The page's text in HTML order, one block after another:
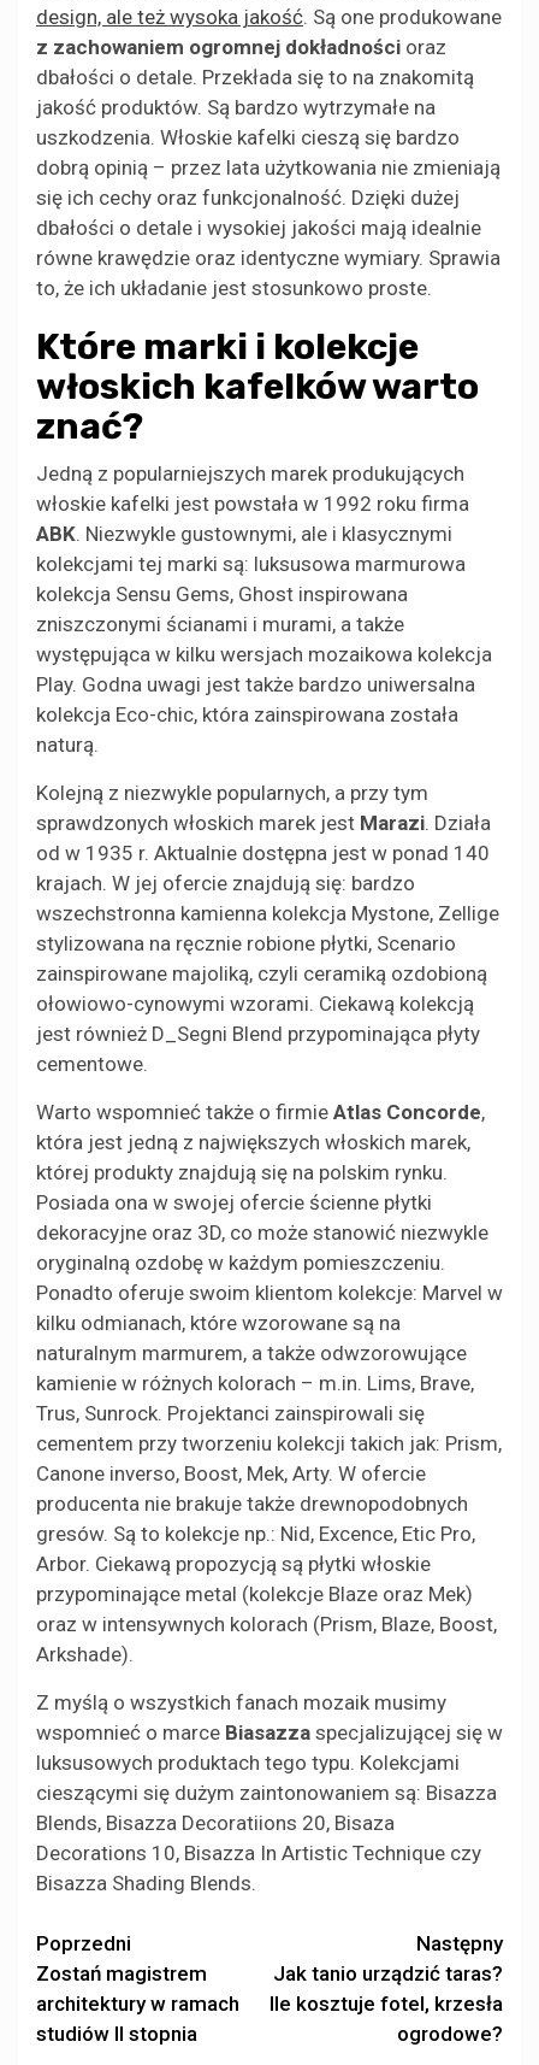
design, ale też wysoka jakość. Są one produkowane
z zachowaniem ogromnej dokładności oraz
dbałości o detale. Przekłada się to na znakomitą
jakość produktów. Są bardzo wytrzymałe na
uszkodzenia. Włoskie kafelki cieszą się bardzo
dobrą opinią – przez lata użytkowania nie zmieniają
się ich cechy oraz funkcjonalność. Dzięki dużej
dbałości o detale i wysokiej jakości mają idealnie
równe krawędzie oraz identyczne wymiary. Sprawia
to, że ich układanie jest stosunkowo proste.
Które marki i kolekcje
włoskich kafelków warto
znać?
Jedną z popularniejszych marek produkujących
włoskie kafelki jest powstała w 1992 roku firma
ABK. Niezwykle gustownymi, ale i klasycznymi
kolekcjami tej marki są: luksusowa marmurowa
kolekcja Sensu Gems, Ghost inspirowana
zniszczonymi ścianami i murami, a także
występująca w kilku wersjach mozaikowa kolekcja
Play. Godna uwagi jest także bardzo uniwersalna
kolekcja Eco-chic, która zainspirowana została
naturą.
Kolejną z niezwykle popularnych, a przy tym
sprawdzonych włoskich marek jest Marazi. Działa
od w 1935 r. Aktualnie dostępna jest w ponad 140
krajach. W jej ofercie znajdują się: bardzo
wszechstronna kamienna kolekcja Mystone, Zellige
stylizowana na ręcznie robione płytki, Scenario
zainspirowane majoliką, czyli ceramiką ozdobioną
ołowiowo-cynowymi wzorami. Ciekawą kolekcją
jest również D_Segni Blend przypominająca płyty
cementowe.
Warto wspomnieć także o firmie Atlas Concorde,
która jest jedną z największych włoskich marek,
której produkty znajdują się na polskim rynku.
Posiada ona w swojej ofercie ścienne płytki
dekoracyjne oraz 3D, co może stanowić niezwykle
oryginalną ozdobę w każdym pomieszczeniu.
Ponadto oferuje swoim klientom kolekcje: Marvel w
kilku odmianach, które wzorowane są na
naturalnym marmurem, a także odwzorowujące
kamienie w różnych kolorach – m.in. Lims, Brave,
Trus, Sunrock. Projektanci zainspirowali się
cementem przy tworzeniu kolekcji takich jak: Prism,
Canone inverso, Boost, Mek, Arty. W ofercie
producenta nie brakuje także drewnopodobnych
gresów. Są to kolekcje np.: Nid, Excence, Etic Pro,
Arbor. Ciekawą propozycją są płytki włoskie
przypominające metal (kolekcje Blaze oraz Mek)
oraz w intensywnych kolorach (Prism, Blaze, Boost,
Arkshade).
Z myślą o wszystkich fanach mozaik musimy
wspomnieć o marce Biasazza specjalizującej się w
luksusowych produktach tego typu. Kolekcjami
cieszącymi się dużym zaintonowaniem są: Bisazza
Blends, Bisazza Decoratiions 20, Bisaza
Decorations 10, Bisazza In Artistic Technique czy
Bisazza Shading Blends.
Zobacz
wpisy
Poprzedni
Zostań magistrem
architektury w ramach
studiów II stopnia
Następny
Jak tanio urządzić taras?
Ile kosztuje fotel, krzesła
ogrodowe?